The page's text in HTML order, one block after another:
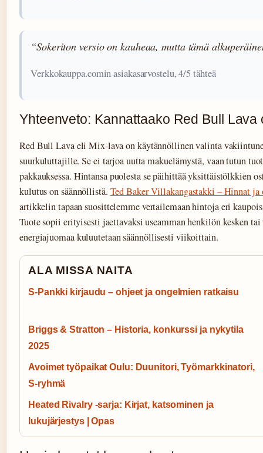
“Sokeriton versio on kauheaa, mutta tämä
Verkkokauppa.comin asiakasarvostelu, 4/5 tähteä
Yhteenveto: Kannattaako Red Bull Lava
Red Bull Lava eli Mix-lava on käytännöllinen valinta
suurkuluttajille. Se ei tarjoa uutta makuelämystä, vaan tutun
pakkauksessa. Hintansa puolesta se päihittää yksittäistölkkien
kulutus on säännöllistä. Ted Baker Villakangastakki – Hinnat ja
artikkelin tapaan suosittelemme vertailemaan hintoja eri
Tuote sopii erityisesti jaettavaksi useamman henkilön kesken
energiajuomaa kuluutetaan säännöllisesti viikoittain.
ALA MISSA NAITA
S-Pankki kirjaudu – ohjeet ja ongelmien ratkaisu
Briggs & Stratton – Historia, konkurssi ja nykytila
2025
Avoimet työpaikat Oulu: Duunitori, Työmarkkinatori,
S-ryhmä
Heated Rivalry -sarja: Kirjat, katsominen ja
lukujärjestys | Opas